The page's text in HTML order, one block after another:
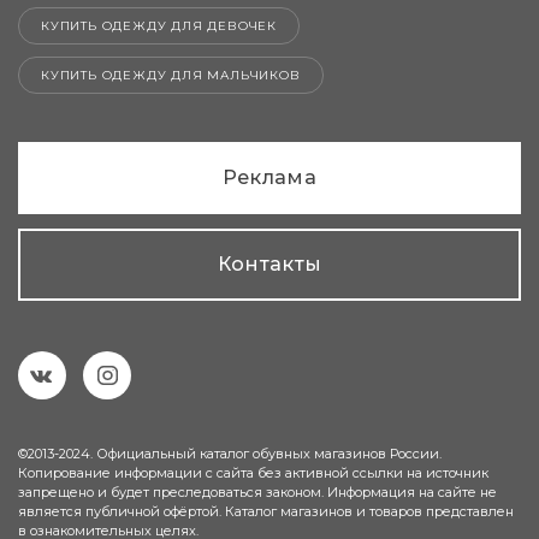
КУПИТЬ ОДЕЖДУ ДЛЯ ДЕВОЧЕК
КУПИТЬ ОДЕЖДУ ДЛЯ МАЛЬЧИКОВ
Реклама
Контакты
©2013-2024. Официальный каталог обувных магазинов России.
Копирование информации с сайта без активной ссылки на источник
запрещено и будет преследоваться законом. Информация на сайте не
является публичной офёртой. Каталог магазинов и товаров представлен
в ознакомительных целях.